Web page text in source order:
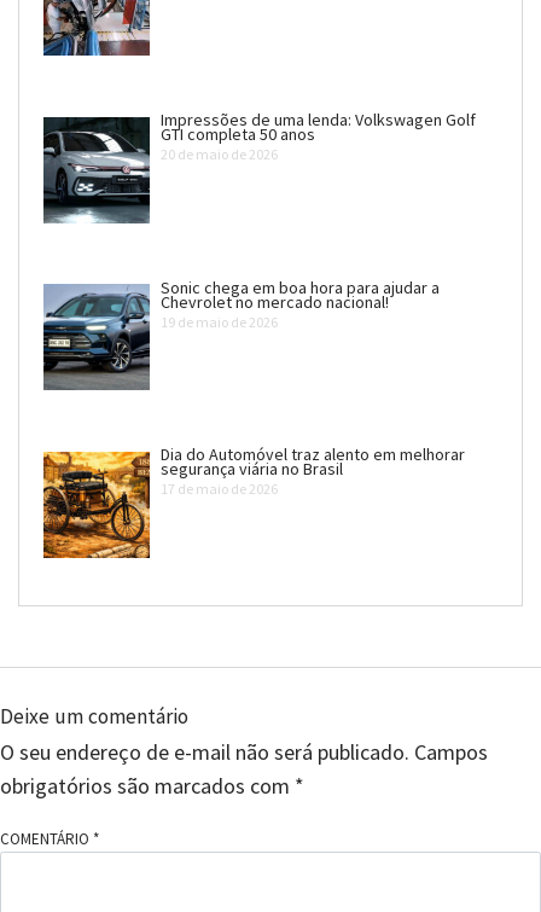
Impressões de uma lenda: Volkswagen Golf
GTI completa 50 anos
20 de maio de 2026
Sonic chega em boa hora para ajudar a
Chevrolet no mercado nacional!
19 de maio de 2026
Dia do Automóvel traz alento em melhorar
segurança viária no Brasil
17 de maio de 2026
Deixe um comentário
O seu endereço de e-mail não será publicado. Campos
obrigatórios são marcados com *
COMENTÁRIO *